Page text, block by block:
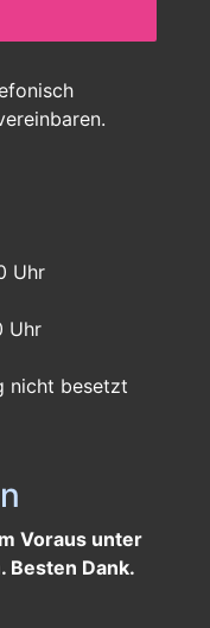
Uhr
Uhr
nicht besetzt
Voraus unter
Besten Dank.